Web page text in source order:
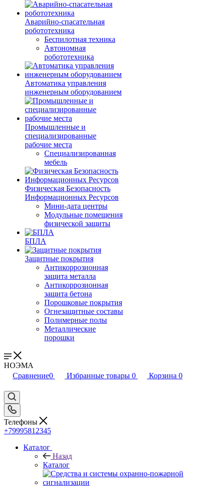
Аварийно-спасательная
робототехника
Беспилотная техника
Автономная
робототехника
Автоматика управления
инженерным оборудованием
Промышленные и
специализированные
рабочие места
Специализированная
мебель
Физическая Безопасность
Информационных Ресурсов
Мини-дата центры
Модульные помещения
физической защиты
БПЛА
Защитные покрытия
Антикоррозионная
защита металла
Антикоррозионная
защита бетона
Порошковые покрытия
Огнезащитные составы
Полимерные полы
Металлические
порошки
НОЭМА
Сравнение0 Избранные товары 0 Корзина 0
Телефоны
+79995812345
Каталог
Назад
Каталог